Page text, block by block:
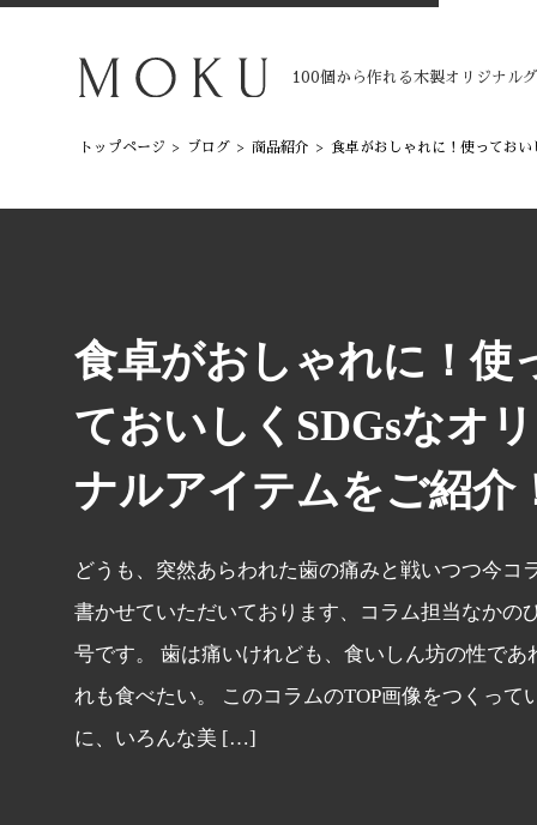
100個から作れる木製オリジナル
トップページ > ブログ > 商品紹介 > 食卓がおしゃれに！使ってお
食卓がおしゃれに！使
ておいしくSDGsなオ
ナルアイテムをご紹介
どうも、突然あらわれた歯の痛みと戦いつつ今コ
書かせていただいております、コラム担当なかの
号です。 歯は痛いけれども、食いしん坊の性であ
れも食べたい。 このコラムのTOP画像をつくって
に、いろんな美 […]